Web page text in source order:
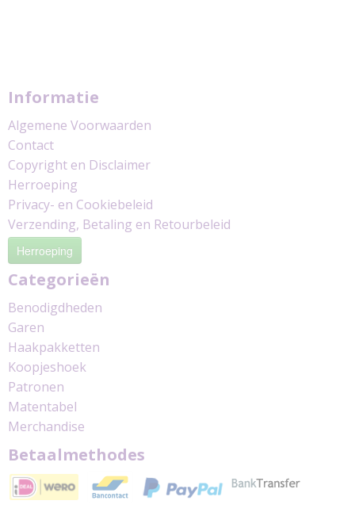
Informatie
Algemene Voorwaarden
Contact
Copyright en Disclaimer
Herroeping
Privacy- en Cookiebeleid
Verzending, Betaling en Retourbeleid
Herroeping
Categorieën
Benodigdheden
Garen
Haakpakketten
Koopjeshoek
Patronen
Matentabel
Merchandise
Betaalmethodes